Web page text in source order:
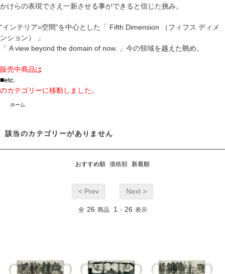
かけらの表現でさえ一新させる事ができると信じた挑み。
“インテリア=空間”を中心とした「 Fifth Dimension （フィフス ディメ
ンション） 」
「 A view beyond the domain of now. 」今の領域を越えた眺め。
販売中商品は
■etc.
のカテゴリーに移動しました。
ホーム
該当のカテゴリーがありません
おすすめ順 価格順 新着順
< Prev Next >
全 26 商品 1 - 26 表示